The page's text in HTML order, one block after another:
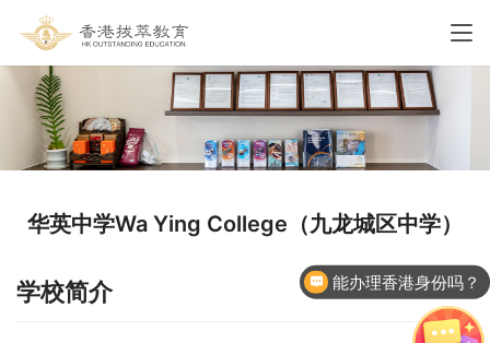
华英中学Wa Ying College（九龙城区中学）
学校简介 香港国际学校申请